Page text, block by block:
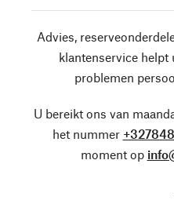
Advies,
klantenservice helpt
problemen
U bereikt ons van
het nummer
moment op